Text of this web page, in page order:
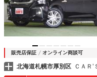
販売店保証 オンライン商談可
北海道札幌市厚別区 ＣＡＲ